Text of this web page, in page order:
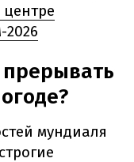
2026
мундиаля